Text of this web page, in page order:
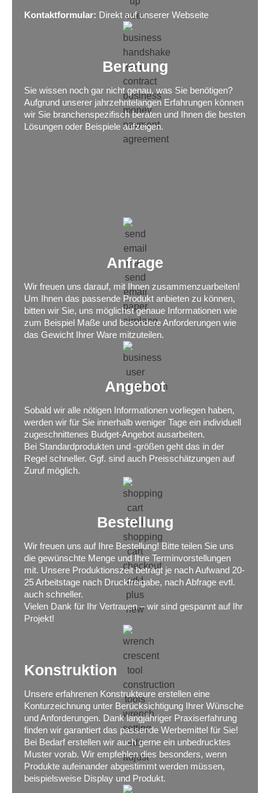
Kontaktformular: Direkt auf unserer Webseite
Beratung
Sie wissen noch gar nicht genau, was Sie benötigen?
Aufgrund unserer jahrzehntelangen Erfahrungen können
wir Sie branchenspezifisch beraten und Ihnen die besten
Lösungen oder Beispiele aufzeigen.
Anfrage
Wir freuen uns darauf, mit Ihnen zusammenzuarbeiten!
Um Ihnen das passende Produkt anbieten zu können,
bitten wir Sie, uns möglichst genaue Informationen wie
zum Beispiel Maße und besondere Anforderungen wie
das Gewicht Ihrer Ware mitzuteilen.
Angebot
Sobald wir alle nötigen Informationen vorliegen haben,
werden wir für Sie innerhalb weniger Tage ein individuell
zugeschnittenes Budget-Angebot ausarbeiten.
Bei Standardprodukten und -größen geht das in der
Regel schneller. Ggf. sind auch Preisschätzungen auf
Zuruf möglich.
Bestellung
Wir freuen uns auf Ihre Bestellung! Bitte teilen Sie uns
die gewünschte Menge und Ihre Terminvorstellungen
mit. Unsere Produktionszeit beträgt je nach Aufwand 20-
25 Arbeitstage nach Druckfreigabe, nach Abfrage evtl.
auch schneller.
Vielen Dank für Ihr Vertrauen – wir sind gespannt auf Ihr
Projekt!
Konstruktion
Unsere erfahrenen Konstrukteure erstellen eine
Konturzeichnung unter Berücksichtigung Ihrer Wünsche
und Anforderungen. Dank langjähriger Praxiserfahrung
finden wir garantiert das passende Werbemittel für Sie!
Bei Bedarf erstellen wir auch gerne ein unbedrucktes
Muster vorab. Wir empfehlen dies besonders, wenn
Produkte aufeinander abgestimmt werden müssen,
beispielsweise Display und Produkt.